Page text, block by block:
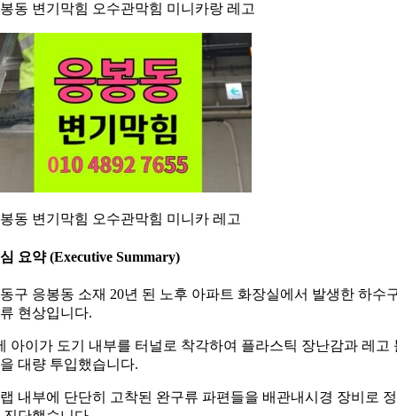
동 변기막힘 오수관막힘 미니카랑 레고
동 변기막힘 오수관막힘 미니카 레고
요약 (Executive Summary)
구 응봉동 소재 20년 된 노후 아파트 화장실에서 발생한 하수
현상입니다.
아이가 도기 내부를 터널로 착각하여 플라스틱 장난감과 레고
대량 투입했습니다.
내부에 단단히 고착된 완구류 파편들을 배관내시경 장비로